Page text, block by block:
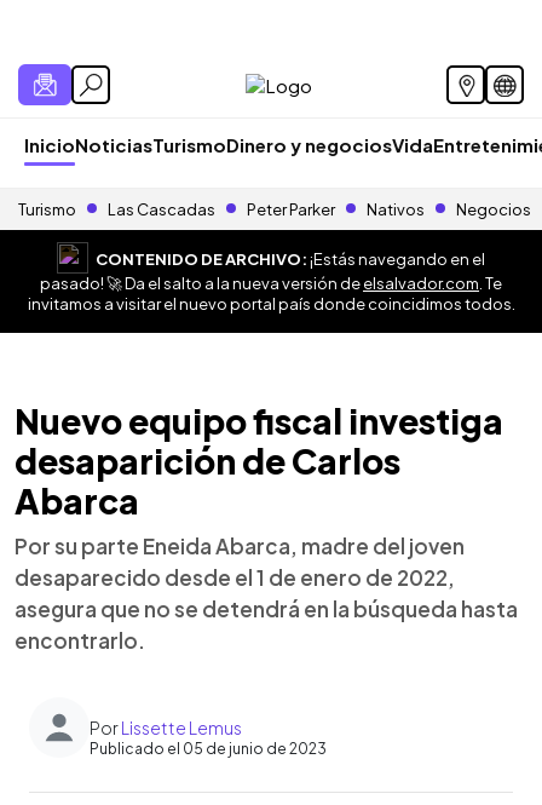
InicioNoticiasTurismoDinero y negociosVida
Turismo Las Cascadas Peter Parker Nativos Negocios
CONTENIDO DE ARCHIVO:¡Estás navegando en el
pasado! 🚀 Da el salto a la nueva versión deelsalvador.com . Te
invitamos a visitar el nuevo portal país donde coincidimos todos.
Nuevo equipo fiscal investiga
desaparición de Carlos
Abarca
Por su parte Eneida Abarca, madre del joven
desaparecido desde el 1 de enero de 2022,
asegura que no se detendrá en la búsqueda hasta
encontrarlo.
PorLissette Lemus
Publicado el 05 de junio de 2023